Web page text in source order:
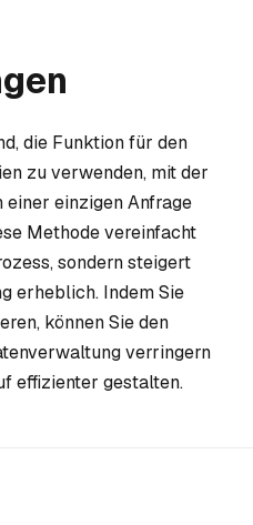
die Funktion für den
zu verwenden, mit der
einer einzigen Anfrage
Methode vereinfacht
sondern steigert
erheblich. Indem Sie
können Sie den
verringern
effizienter gestalten.